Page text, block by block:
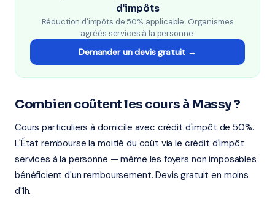
d'impôts
Réduction d'impôts de 50% applicable. Organismes
agréés services à la personne.
Demander un devis gratuit →
Combien coûtent les cours à Massy ?
Cours particuliers à domicile avec crédit d'impôt de 50%.
L'État rembourse la moitié du coût via le crédit d'impôt
services à la personne — même les foyers non imposables
bénéficient d'un remboursement. Devis gratuit en moins
d'1h.